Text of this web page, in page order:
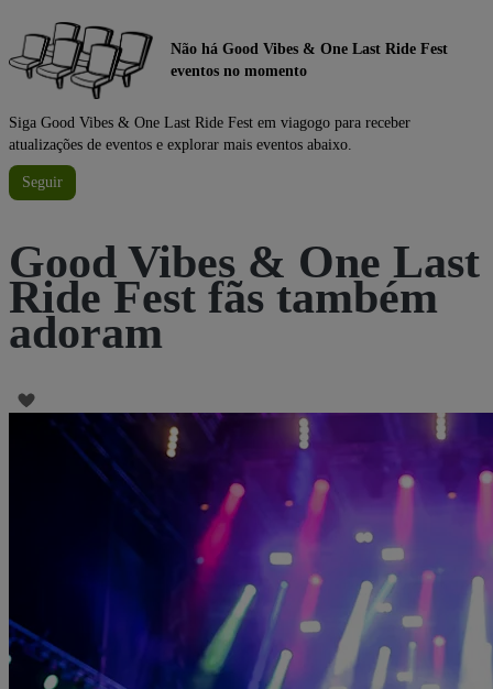
Não há Good Vibes & One Last Ride Fest
eventos no momento
Siga Good Vibes & One Last Ride Fest em viagogo para receber
atualizações de eventos e explorar mais eventos abaixo.
Seguir
Good Vibes & One Last
Ride Fest fãs também
adoram